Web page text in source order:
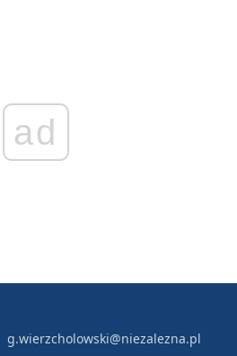
ad
g.wierzcholowski@niezalezna.pl